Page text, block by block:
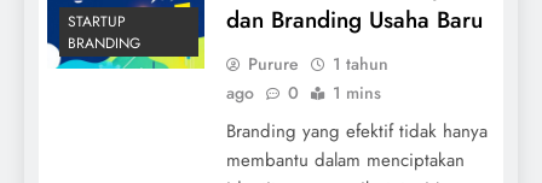
STARTUP
BRANDING
dan Branding Usaha Baru
Purure
1 tahun
ago
0 1 mins
Branding yang efektif tidak hanya
membantu dalam menciptakan